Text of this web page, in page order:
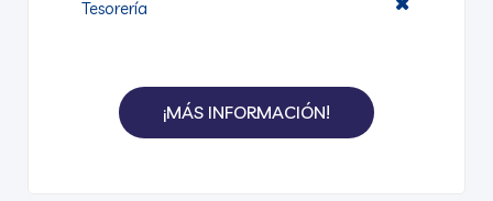
Tesorería
¡MÁS INFORMACIÓN!